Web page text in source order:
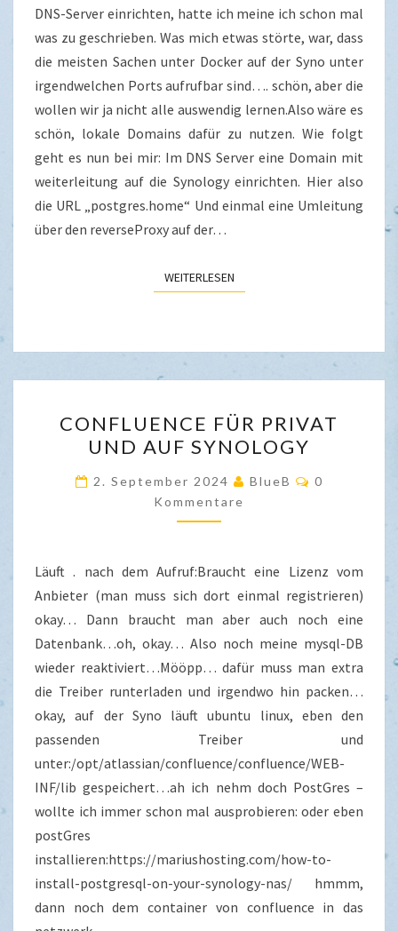
DNS-Server einrichten, hatte ich meine ich schon mal
was zu geschrieben. Was mich etwas störte, war, dass
die meisten Sachen unter Docker auf der Syno unter
irgendwelchen Ports aufrufbar sind…. schön, aber die
wollen wir ja nicht alle auswendig lernen.Also wäre es
schön, lokale Domains dafür zu nutzen. Wie folgt
geht es nun bei mir: Im DNS Server eine Domain mit
weiterleitung auf die Synology einrichten. Hier also
die URL „postgres.home“ Und einmal eine Umleitung
über den reverseProxy auf der…
WEITERLESENWEITERLESEN
FÜR
PRIVAT
UND
AUF
SYNOLOGY
CONFLUENCE FÜR PRIVAT
UND AUF SYNOLOGY
2. September 2024 BlueB
0
Kommentare
Läuft . nach dem Aufruf:Braucht eine Lizenz vom
Anbieter (man muss sich dort einmal registrieren)
okay… Dann braucht man aber auch noch eine
Datenbank…oh, okay… Also noch meine mysql-DB
wieder reaktiviert…Mööpp… dafür muss man extra
die Treiber runterladen und irgendwo hin packen…
okay, auf der Syno läuft ubuntu linux, eben den
passenden Treiber und
unter:/opt/atlassian/confluence/confluence/WEB-
INF/lib gespeichert…ah ich nehm doch PostGres –
wollte ich immer schon mal ausprobieren: oder eben
postGres
installieren:https://mariushosting.com/how-to-
install-postgresql-on-your-synology-nas/ hmmm,
dann noch dem container von confluence in das